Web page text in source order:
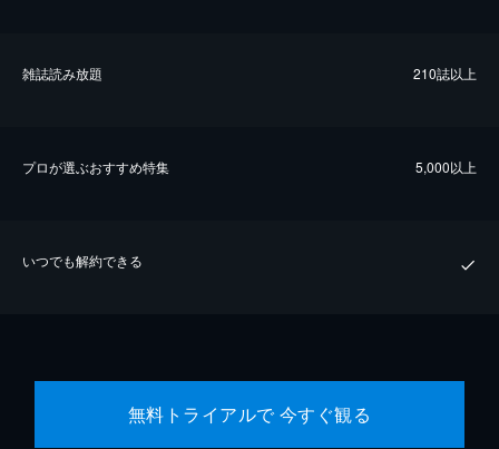
雑誌読み放題 210誌以上
プロが選ぶおすすめ特集 5,000以上
いつでも解約できる
無料トライアルで 今すぐ観る